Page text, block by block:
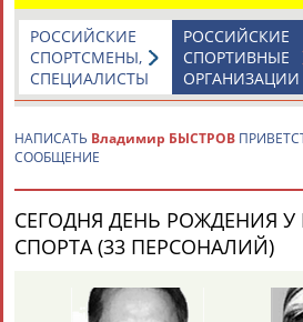
Рамазан
АБДУЛАЕВ
Тагир
АБДУЛАЕВ
Камиль
Камалудин
АБДУЛДАУДОВ
Абдула
АБДУЛЖАЛИЛОВ
ЕЩЁ
РОССИЙСКИЕ
СПОРТИВНЫЕ
ОРГАНИЗАЦИИ
РОССИЙСКИЕ
СПОРТСМЕНЫ,
СПЕЦИАЛИСТЫ
НАПИСАТЬ Владимир БЫСТРОВ
СООБЩЕНИЕ
СЕГОДНЯ ДЕНЬ РОЖДЕНИЯ
СПОРТА (33 ПЕРСОНАЛИЙ)